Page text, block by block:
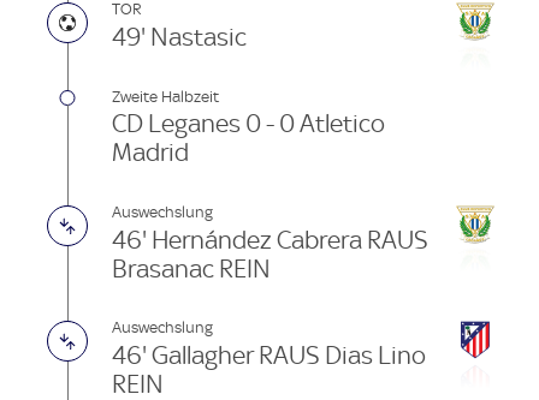
TOR
49' Nastasic
Zweite Halbzeit
CD Leganes 0 - 0 Atletico
Madrid
Auswechslung
46' Hernández Cabrera RAUS
Brasanac REIN
Auswechslung
46' Gallagher RAUS Dias Lino
REIN